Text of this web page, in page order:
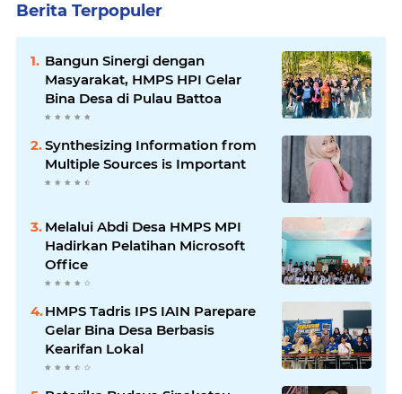
Berita Terpopuler
Bangun Sinergi dengan
Masyarakat, HMPS HPI Gelar
Bina Desa di Pulau Battoa
Synthesizing Information from
Multiple Sources is Important
Melalui Abdi Desa HMPS MPI
Hadirkan Pelatihan Microsoft
Office
HMPS Tadris IPS IAIN Parepare
Gelar Bina Desa Berbasis
Kearifan Lokal